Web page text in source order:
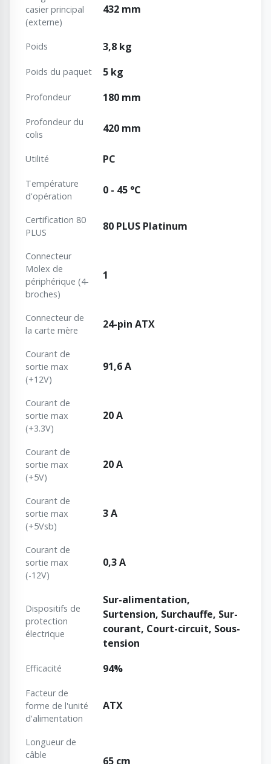
casier principal
(externe)
432 mm
Poids 3,8 kg
Poids du paquet 5 kg
Profondeur 180 mm
Profondeur du
colis
420 mm
Utilité PC
Température
d'opération
0 - 45 °C
Certification 80
PLUS
80 PLUS Platinum
Connecteur
Molex de
périphérique (4-
broches)
1
Connecteur de
la carte mère
24-pin ATX
Courant de
sortie max
(+12V)
91,6 A
Courant de
sortie max
(+3.3V)
20 A
Courant de
sortie max
(+5V)
20 A
Courant de
sortie max
(+5Vsb)
3 A
Courant de
sortie max
(-12V)
0,3 A
Dispositifs de
protection
électrique
Sur-alimentation,
Surtension, Surchauffe, Sur-
courant, Court-circuit, Sous-
tension
Efficacité 94%
Facteur de
forme de l'unité
d'alimentation
ATX
Longueur de
câble
65 cm